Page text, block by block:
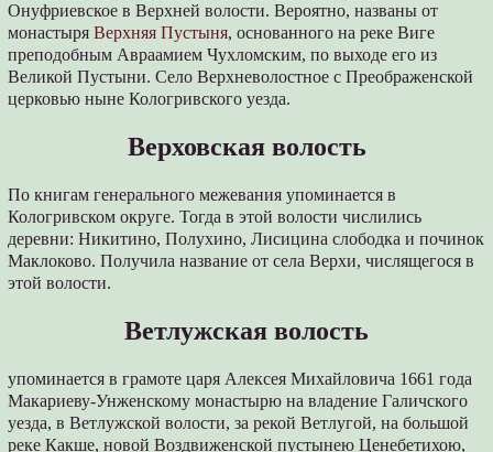
Онуфриевское в Верхней волости. Вероятно, названы от
монастыряВерхняя Пустыня, основанного на реке Виге
преподобным Авраамием Чухломским, по выходе его из
Великой Пустыни. Село Верхневолостное с Преображенской
церковью ныне Кологривского уезда.
Верховская волость
По книгам генерального межевания упоминается в
Кологривском округе. Тогда в этой волости числились
деревни: Никитино, Полухино, Лисицина слободка и починок
Маклоково. Получила название от села Верхи, числящегося в
этой волости.
Ветлужская волость
упоминается в грамоте царя Алексея Михайловича 1661 года
Макариеву-Унженскому монастырю на владение Галичского
уезда, в Ветлужской волости, за рекой Ветлугой, на большой
реке Какше, новой Воздвиженской пустынею Ценебетихою,